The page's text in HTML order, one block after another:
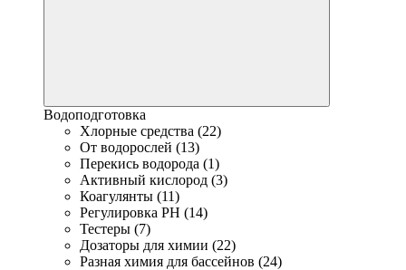
Водоподготовка
Хлорные средства (22)
От водорослей (13)
Перекись водорода (1)
Активный кислород (3)
Коагулянты (11)
Регулировка PH (14)
Тестеры (7)
Дозаторы для химии (22)
Разная химия для бассейнов (24)